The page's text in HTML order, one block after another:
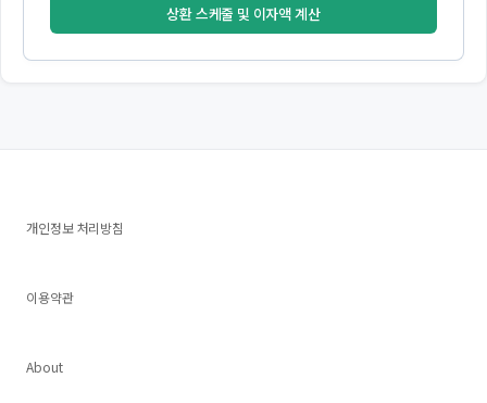
상환 스케줄 및 이자액 계산
개인정보 처리방침
이용약관
About